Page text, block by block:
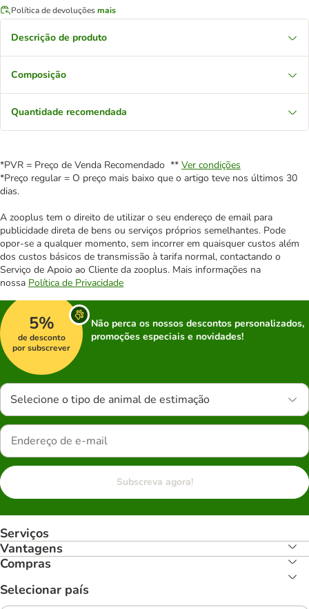
Política de devoluçõesmais
Descrição de produto
Composição
Quantidade recomendada
*PVR = Preço de Venda Recomendado ** Ver condições
*Preço regular = O preço mais baixo que o artigo teve nos últimos 30
dias.
A zooplus tem o direito de utilizar o seu endereço de email para
publicidade direta de bens ou serviços próprios semelhantes. Pode
opor-se a qualquer momento, sem incorrer em quaisquer custos além
dos custos básicos de transmissão à tarifa normal, contactando o
Serviço de Apoio ao Cliente da zooplus. Mais informações na
nossa Política de Privacidade
5%
de desconto
por subscrever
Não perca os nossos descontos personalizados,
promoções especiais e novidades!
Selecione o tipo de animal de estimação
Subscreva agora!
Serviços
Vantagens
Compras
Selecionar país